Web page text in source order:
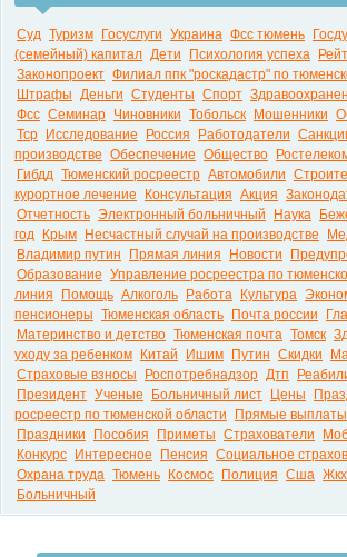
Суд Туризм Госуслуги Украина Фсс тюмень
(семейный) капитал Дети Психология успеха
Законопроект Филиал ппк "роскадастр" по
Штрафы Деньги Студенты Спорт
Фсс Семинар Чиновники Тобольск Мошенники
Тср
Исследование Россия Работодатели
производстве Обеспечение Общество
Гибдд Тюменский росреестр Автомобили
курортное лечение
Консультация Акция
Отчетность Электронный больничный Наука
год
Крым Несчастный случай на производстве
Владимир путин
Прямая линия Новости
Образование Управление росреестра по
линия
Помощь Алкоголь Работа Культура
пенсионеры Тюменская область Почта россии
Материнство и детство Тюменская почта Томск
уходу за ребенком
Китай Ишим Путин Скидки
Страховые взносы
Роспотребнадзор Дтп
Президент Ученые Больничный лист Цены
росреестр по тюменской области
Прямые выплаты
Праздники
Пособия Приметы Страхователи
Конкурс
Интересное Пенсия Социальное
Охрана труда Тюмень Космос Полиция Сша Жкх
Больничный